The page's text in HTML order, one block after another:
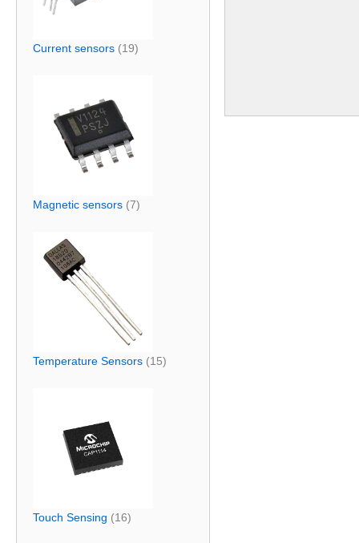
Current sensors (19)
Magnetic sensors (7)
Temperature Sensors (15)
Touch Sensing (16)